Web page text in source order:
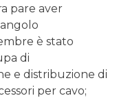
pare aver
è stato
di
e distribuzione di
per cavo;